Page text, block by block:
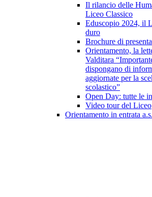
Il rilancio delle
Liceo Classico
Eduscopio 2024, il
duro
Brochure di
Orientamento, la
Valditara
dispongano di
aggiornate per la
scolastico”
Open Day: tutte le
Video tour del Liceo
Orientamento in entrata